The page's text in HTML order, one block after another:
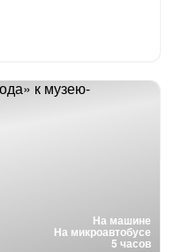
На машине
На микроавтобусе
5 часов